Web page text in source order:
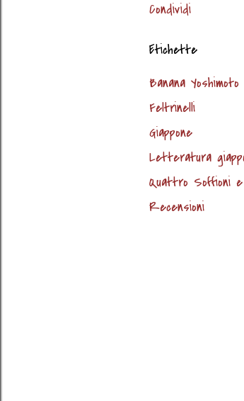
Condividi
Etichette
Banana Yoshimoto
Feltrinelli
Giappone
Letteratura
Quattro Soffioni
Recensioni